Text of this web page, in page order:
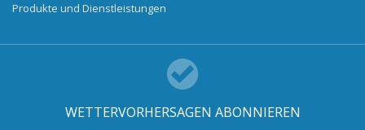
Produkte und Dienstleistungen
WETTERVORHERSAGEN ABONNIEREN